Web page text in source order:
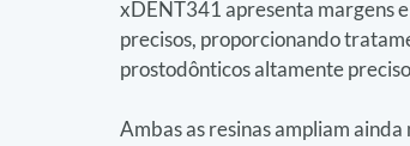
xDENT341 apresenta margens
precisos, proporcionando
prostodônticos altamente
Ambas as resinas ampliam